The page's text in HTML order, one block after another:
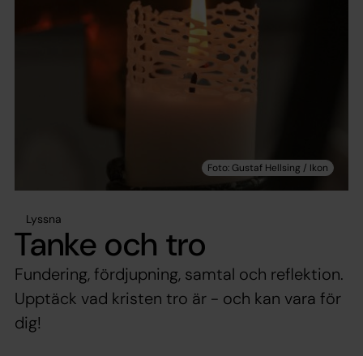
Lyssna
Tanke och tro
Fundering, fördjupning, samtal och reflektion.
Upptäck vad kristen tro är - och kan vara för
dig!